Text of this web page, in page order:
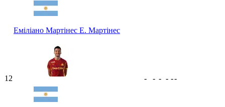
Еміліано Мартінес Е. Мартінес
12 - - - - --